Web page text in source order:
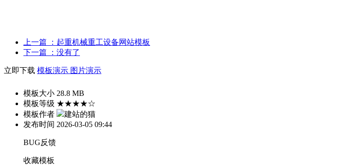
上一篇
：起重机械重工设备网站模板
下一篇
：没有了
立即下载 模板演示 图片演示
模板大小 28.8 MB
模板等级 ★★★★☆
模板作者
建站的猫
发布时间 2026-03-05 09:44
BUG反馈
收藏模板